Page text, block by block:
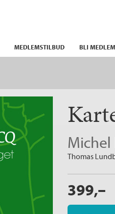
MEDLEMSTILBUD BLI MEDLEM
Thomas
399,–